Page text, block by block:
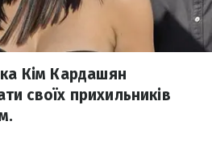
Кім Кардашян
своїх прихильників